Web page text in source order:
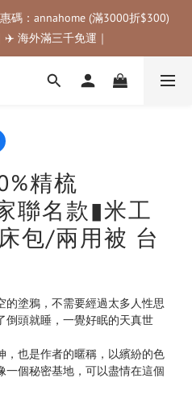
碼：annahome (滿3000折$300)
✈️ 海外滿三千免運｜
碼：annahome (滿3000折$300)
✈️ 海外滿三千免運｜
最高可折$50｜滿$1000最高可折
碼：annahome (滿3000折$300)
✈️ 海外滿三千免運｜
精梳
聯名款▮米工
包/兩用被 台
的塗鴉，不需要經過太多人性思
倒頭就睡，一覺好眠的天真世
，也是作者的暱稱，以繽紛的色
一個秘密基地，可以盡情在這個